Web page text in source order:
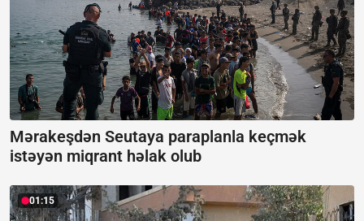
Mərakeşdən Seutaya paraplanla keçmək
istəyən miqrant həlak olub
01:15